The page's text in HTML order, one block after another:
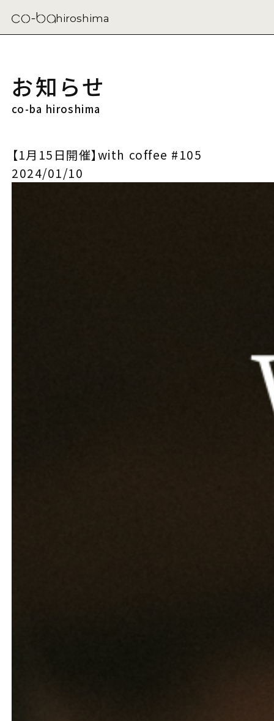
hiroshima
お知らせ
co-ba hiroshima
【1月15日開催】with coffee #105
2024/01/10